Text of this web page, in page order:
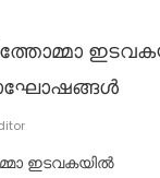
ഇടവകയിൽ